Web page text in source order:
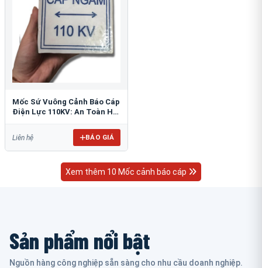
Mốc Sứ Vuông Cảnh Báo Cáp
Điện Lực 110KV: An Toàn Hệ
Liên hệ BÁO GIÁ
Xem thêm 10 Mốc cảnh báo cáp
Sản phẩm nổi bật
Nguồn hàng công nghiệp sẵn sàng cho nhu cầu doanh nghiệp.